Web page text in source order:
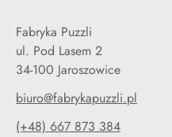
Fabryka Puzzli
ul. Pod Lasem 2
34-100 Jaroszowice
biuro@fabrykapuzzli.pl
(+48) 667 873 384